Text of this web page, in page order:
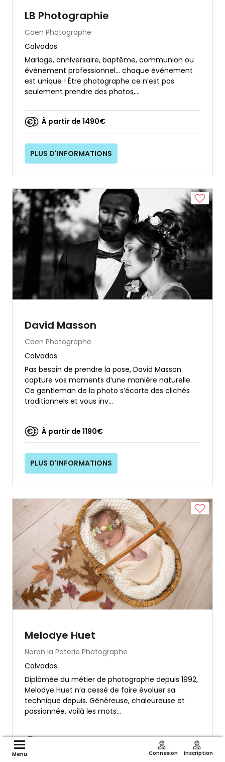
Menu Connexion Inscription
LB Photographie
Caen Photographe
Calvados
Mariage, anniversaire, baptême, communion ou
événement professionnel… chaque événement
est unique ! Être photographe ce n’est pas
seulement prendre des photos,...
À partir de 1490€
PLUS D'INFORMATIONS
David Masson
Caen Photographe
Calvados
Pas besoin de prendre la pose, David Masson
capture vos moments d’une manière naturelle.
Ce gentleman de la photo s’écarte des clichés
traditionnels et vous inv...
À partir de 1190€
PLUS D'INFORMATIONS
Melodye Huet
Noron la Poterie Photographe
Calvados
Diplômée du métier de photographe depuis 1992,
Melodye Huet n’a cessé de faire évoluer sa
technique depuis. Généreuse, chaleureuse et
passionnée, voilà les mots...